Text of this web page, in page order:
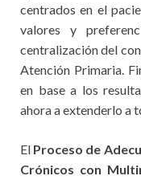
centrados en el
valores y
centralización del
Atención Primaria.
en base a los
ahora a extenderlo a
El Proceso de
Crónicos con